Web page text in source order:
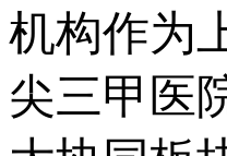
机构作为
尖三甲医